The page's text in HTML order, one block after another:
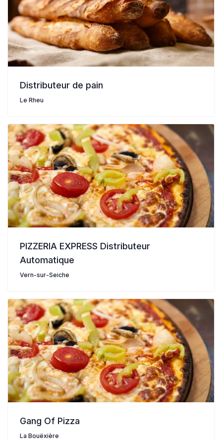
Distributeur de pain
Le Rheu
PIZZERIA EXPRESS Distributeur
Automatique
Vern-sur-Seiche
Gang Of Pizza
La Bouëxière